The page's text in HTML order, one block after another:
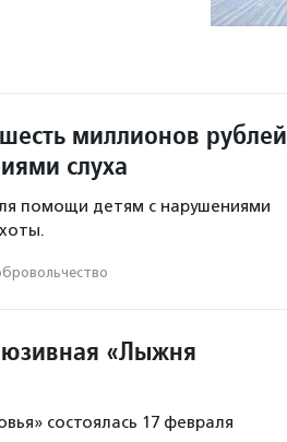
миллионов рублей
слуха
помощи детям с нарушениями
«Лыжня
состоялась 17 февраля